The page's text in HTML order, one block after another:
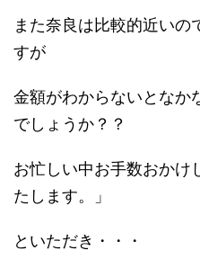
また奈良は比較的近い
すが
金額がわからないとなか
でしょうか？？
お忙しい中お手数おかけ
たします。」
といただき・・・